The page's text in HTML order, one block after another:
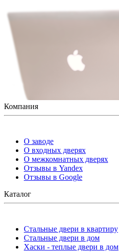
Компания
О заводе
О входных дверях
О межкомнатных дверях
Отзывы в Yandex
Отзывы в Google
Каталог
Стальные двери в квартиру
Стальные двери в дом
Хаски - теплые двери в дом